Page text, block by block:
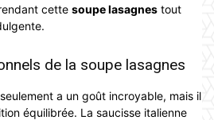
cette soupe lasagnes tout
de la soupe lasagnes
a un goût incroyable, mais il
équilibrée. La saucisse italienne